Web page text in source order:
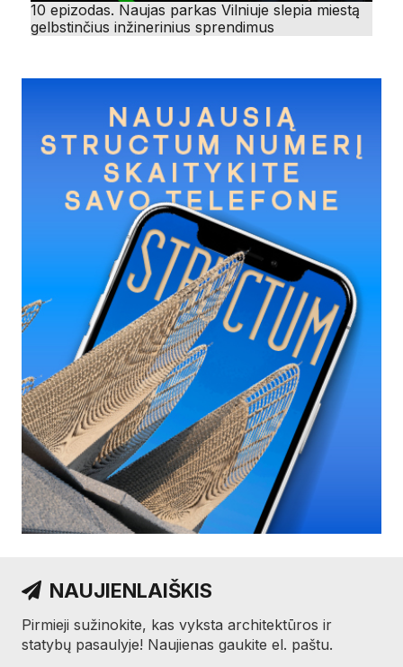
10 epizodas. Naujas parkas Vilniuje slepia miestą
gelbstinčius inžinerinius sprendimus
NAUJIENLAIŠKIS
Pirmieji sužinokite, kas vyksta architektūros ir
statybų pasaulyje! Naujienas gaukite el. paštu.